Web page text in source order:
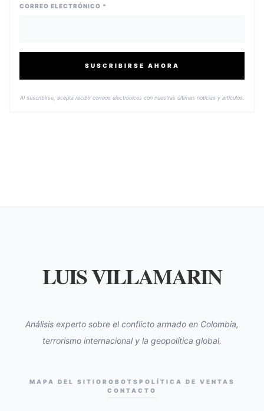
CORREO ELECTRÓNICO *
SUSCRIBIRSE AHORA
Al suscribirse, acepta recibir correos electrónicos con nuestras últimas noticias y artículos.
LUIS VILLAMARIN
Análisis experto sobre el conflicto armado en Colombia,
terrorismo internacional y la geopolítica global.
MAPA DEL SITIO ROBOTS POLÍTICA DE VENTAS
CONTACTO